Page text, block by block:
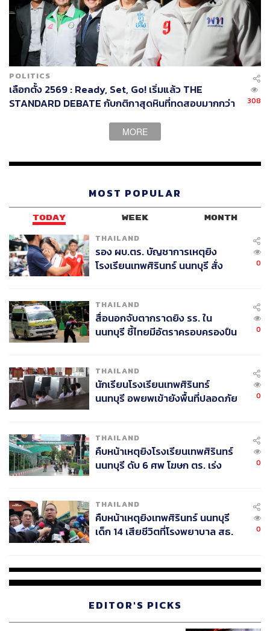
POLITICS
เลือกตั้ง 2569 : Ready, Set, Go! เริ่มแล้ว THE
STANDARD DEBATE กับกติกาสุดหินที่ทดสอบมากกว่า
308
MORE
MOST POPULAR
TODAY WEEK MONTH
THAILAND
รอง ผบ.ตร. บัญชาการเหตุยิง
โรงเรียนเทพศิรินทร์ นนทบุรี สั่ง
0
THAILAND
สื่อนอกจับตากราดยิง รร. ใน
นนทบุรี ชี้ไทยมีอัตราครอบครองปืน
0
THAILAND
นักเรียนโรงเรียนเทพศิรินทร์
นนทบุรี อพยพเข้ายังพื้นที่ปลอดภัย
0
THAILAND
คืบหน้าเหตุยิงโรงเรียนเทพศิรินทร์
นนทบุรี ดับ 6 ศพ โฆษก ตร. เร่ง
0
THAILAND
คืบหน้าเหตุยิงเทพศิรินทร์ นนทบุรี
เด็ก 14 เสียชีวิตที่โรงพยาบาล สธ.
0
EDITOR'S PICKS